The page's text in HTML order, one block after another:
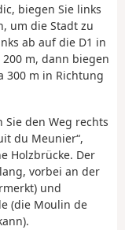
biegen Sie links
um die Stadt zu
ab auf die D1 in
m, dann biegen
300 m in Richtung
Sie den Weg rechts
du Meunier“,
Holzbrücke. Der
vorbei an der
und
(die Moulin de